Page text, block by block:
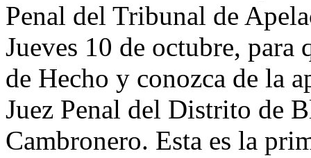
Penal del Tribunal de
Jueves 10 de octubre,
de Hecho y conozca de la
Juez Penal del Distrito de
Cambronero. Esta es la